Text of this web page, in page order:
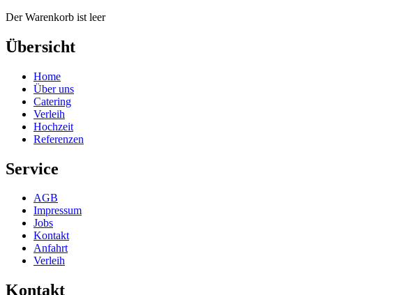
Der Warenkorb ist leer
Übersicht
Home
Über uns
Catering
Verleih
Hochzeit
Referenzen
Service
AGB
Impressum
Jobs
Kontakt
Anfahrt
Verleih
Kontakt